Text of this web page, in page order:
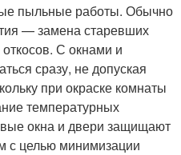
пыльные работы. Обычно
— замена старевших
С окнами и
сразу, не допуская
при окраске комнаты
температурных
окна и двери защищают
с целью минимизации